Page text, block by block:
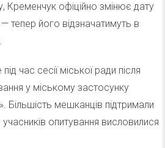
Кременчук офіційно змінює дату
тепер його відзначатимуть в
.
час сесії міської ради після
у міському застосунку
мешканців підтримали
опитування висловилися